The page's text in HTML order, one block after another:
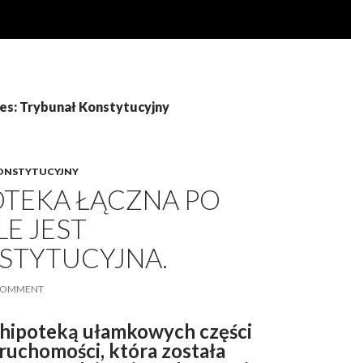
Trybunał Konstytucyjny
ŁĄCZNA PO
JEST
ułamkowych części
która została